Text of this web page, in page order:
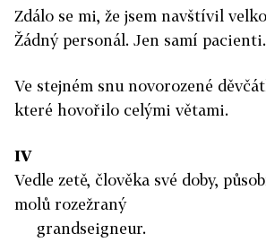
Zdálo se mi, že jsem navštívil
Žádný personál. Jen samí pacienti.
Ve stejném snu novorozené
které hovořilo celými větami.
IV
Vedle zetě, člověka své doby,
molů rozežraný
grandseigneur.